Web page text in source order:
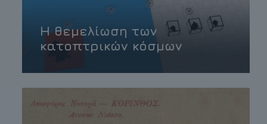
Η θεμελίωση των
κατοπτρικών κόσμων